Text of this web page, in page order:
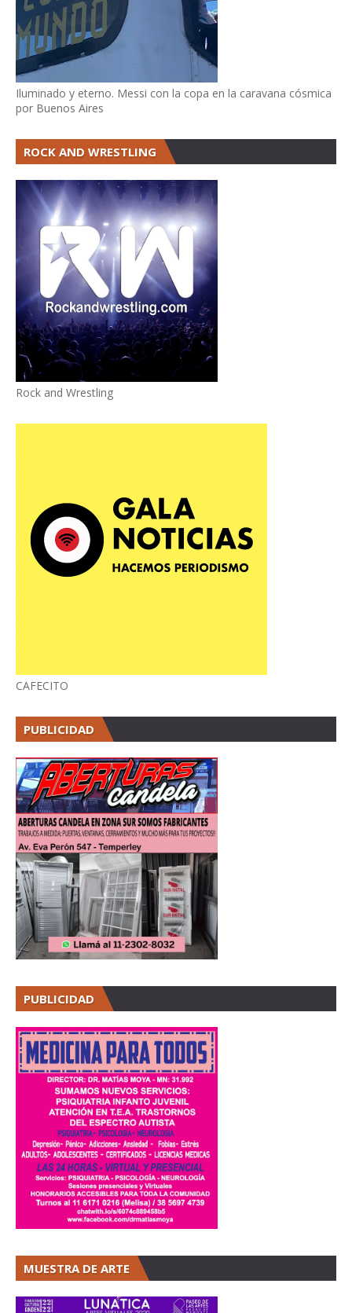
Iluminado y eterno. Messi con la copa en la caravana cósmica
por Buenos Aires
ROCK AND WRESTLING
Rock and Wrestling
CAFECITO
PUBLICIDAD
PUBLICIDAD
MUESTRA DE ARTE